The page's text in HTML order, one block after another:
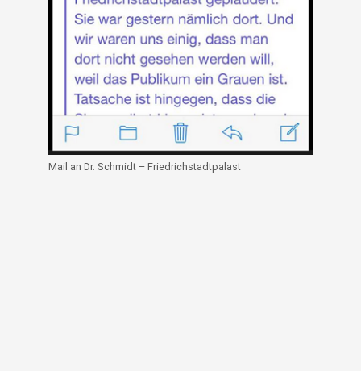
Mail an Dr. Schmidt – Friedrichstadtpalast